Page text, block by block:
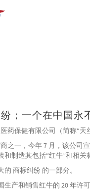
；一个在中国永
药保健有限公司（简称“天
之一，今年 7 月，该公司
制造其包括“红牛”和相关
商标纠纷 的一部分。
生产和销售红牛的 20 年许